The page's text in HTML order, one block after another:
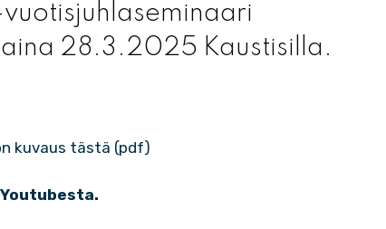
28.3.2025 Kaustisilla.
kuvaus tästä (pdf)
.